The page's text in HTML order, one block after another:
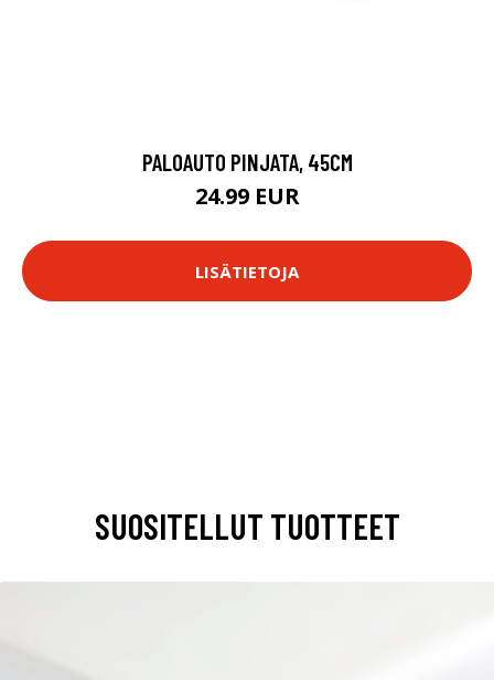
PALOAUTO PINJATA, 45CM
24.99 EUR
LISÄTIETOJA
SUOSITELLUT TUOTTEET